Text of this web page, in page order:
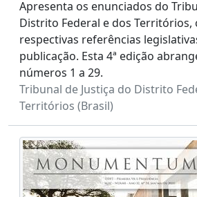
Apresenta os enunciados do
Distrito Federal e dos Territórios,
respectivas referências
publicação. Esta 4ª edição
números 1 a 29.
Tribunal de Justiça do Distrito
Territórios (Brasil)